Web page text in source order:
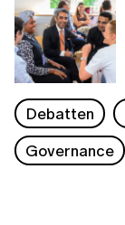
Debatten
Governance